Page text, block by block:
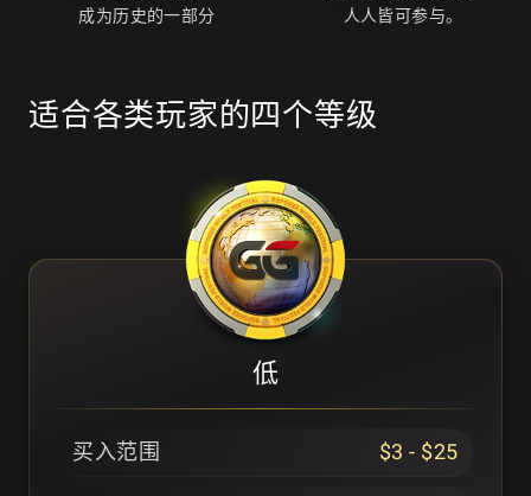
成为历史的一部分
人人皆可参与。
适合各类玩家的四个等级
低
买入范围 $3 - $25